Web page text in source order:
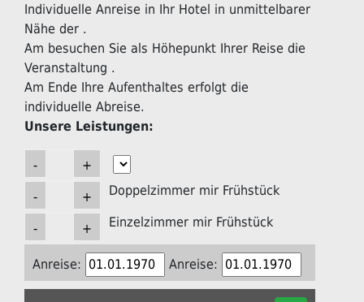
Individuelle Anreise in Ihr Hotel in unmittelbarer
Nähe der .
Am besuchen Sie als Höhepunkt Ihrer Reise die
Veranstaltung .
Am Ende Ihre Aufenthaltes erfolgt die
individuelle Abreise.
Unsere Leistungen:
Doppelzimmer mir Frühstück
Einzelzimmer mir Frühstück
Anreise: Anreise: